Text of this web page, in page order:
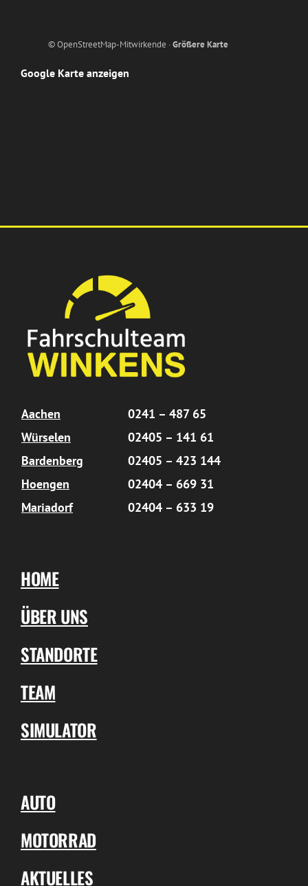
© OpenStreetMap-Mitwirkende ·Größere Karte
Google Karte anzeigen
Aachen
0241 – 487 65
Würselen
02405 – 141 61
Bardenberg
02405 – 423 144
Hoengen
02404 – 669 31
Mariadorf
02404 – 633 19
HOME
ÜBER UNS
STANDORTE
TEAM
SIMULATOR
AUTO
MOTORRAD
AKTUELLES